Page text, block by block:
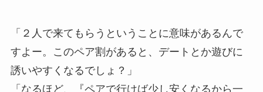
「２人で来てもらうということに意味があるんで
すよー。このペア割があると、デートとか遊びに
誘いやすくなるでしょ？」
「なるほど、『ペアで行けば少し安くなるから一